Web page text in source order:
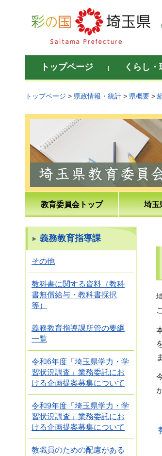
彩の国 埼玉県
トップページ くらし・
トップページ > 県政情報・統計 > 県概要 >
教育委員会トップ 埼玉
義務教育指導課
その他
教科書に関する資料（教科
書無償給与・教科書採択
等）
義務教育指導課所管の要綱
一覧
令和6年度「埼玉県学力・学
習状況調査」業務委託にお
ける企画提案募集について
令和9年度「埼玉県学力・学
習状況調査」業務委託にお
ける企画提案募集について
教職員のための配慮がある